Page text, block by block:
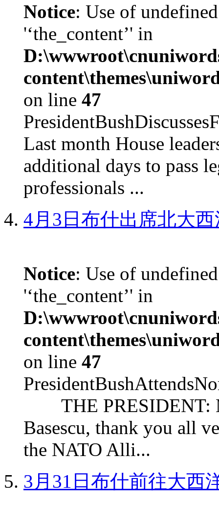
Notice: Use of
'‘the_content’' in
on line 47
Last month House
additional days to pass
professionals ...
4月3日布什出席北大
Notice: Use of
'‘the_content’' in
on line 47
THE PRESIDENT:
Basescu, thank you all
the NATO Alli...
3月31日布什前往大西